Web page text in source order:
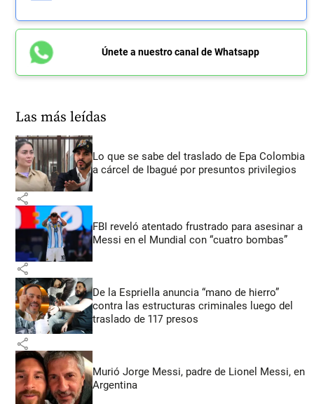
Únete a nuestro canal de Whatsapp
Las más leídas
Lo que se sabe del traslado de Epa Colombia
a cárcel de Ibagué por presuntos privilegios
share
FBI reveló atentado frustrado para asesinar a
Messi en el Mundial con “cuatro bombas”
share
De la Espriella anuncia “mano de hierro”
contra las estructuras criminales luego del
traslado de 117 presos
share
Murió Jorge Messi, padre de Lionel Messi, en
Argentina